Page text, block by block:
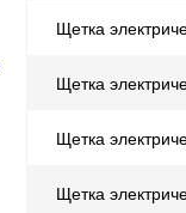
Щетка
Щетка
Щетка
Щетка